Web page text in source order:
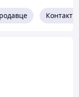
Контакты